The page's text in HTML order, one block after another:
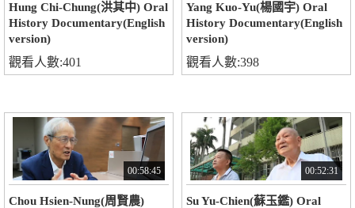
Hung Chi-Chung(洪其中) Oral
History Documentary(English
version)
觀看人數:401
Yang Kuo-Yu(楊國宇) Oral
History Documentary(English
version)
觀看人數:398
00:58:45
Chou Hsien-Nung(周賢農)
00:52:31
Su Yu-Chien(蘇玉鑑) Oral